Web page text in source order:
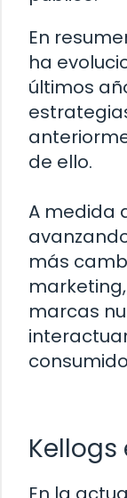
En
ha
últimos
de ello.
A medida
más
marcas